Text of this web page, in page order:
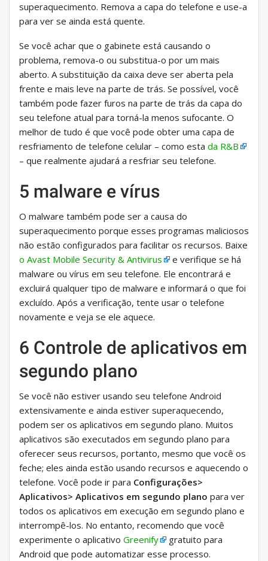
superaquecimento. Remova a capa do telefone e use-a
para ver se ainda está quente.
Se você achar que o gabinete está causando o
problema, remova-o ou substitua-o por um mais
aberto. A substituição da caixa deve ser aberta pela
frente e mais leve na parte de trás. Se possível, você
também pode fazer furos na parte de trás da capa do
seu telefone atual para torná-la menos sufocante. O
melhor de tudo é que você pode obter uma capa de
resfriamento de telefone celular – como esta da R&B
– que realmente ajudará a resfriar seu telefone.
5 malware e vírus
O malware também pode ser a causa do
superaquecimento porque esses programas maliciosos
não estão configurados para facilitar os recursos. Baixe
o Avast Mobile Security & Antivirus
e verifique se há
malware ou vírus em seu telefone. Ele encontrará e
excluirá qualquer tipo de malware e informará o que foi
excluído. Após a verificação, tente usar o telefone
novamente e veja se ele aquece.
6 Controle de aplicativos em
segundo plano
Se você não estiver usando seu telefone Android
extensivamente e ainda estiver superaquecendo,
podem ser os aplicativos em segundo plano. Muitos
aplicativos são executados em segundo plano para
oferecer seus recursos, portanto, mesmo que você os
feche; eles ainda estão usando recursos e aquecendo o
telefone. Você pode ir para Configurações>
Aplicativos> Aplicativos em segundo plano para ver
todos os aplicativos em execução em segundo plano e
interrompê-los. No entanto, recomendo que você
experimente o aplicativo Greenify
gratuito para
Android que pode automatizar esse processo.